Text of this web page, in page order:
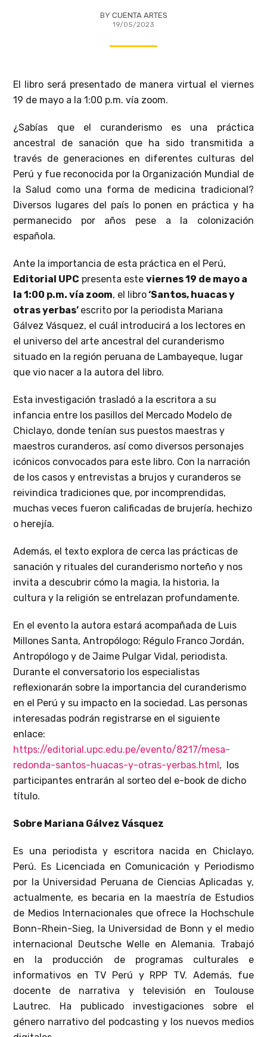
BY CUENTA ARTES
19/05/2023
El libro será presentado de manera virtual el viernes
19 de mayo a la 1:00 p.m. vía zoom.
¿Sabías que el curanderismo es una práctica
ancestral de sanación que ha sido transmitida a
través de generaciones en diferentes culturas del
Perú y fue reconocida por la Organización Mundial de
la Salud como una forma de medicina tradicional?
Diversos lugares del país lo ponen en práctica y ha
permanecido por años pese a la colonización
española.
Ante la importancia de esta práctica en el Perú,
Editorial UPC presenta esteviernes 19 de mayo a
la 1:00 p.m. vía zoom, el libro‘Santos, huacas y
otras yerbas’ escrito por la periodista Mariana
Gálvez Vásquez, el cuál introducirá a los lectores en
el universo del arte ancestral del curanderismo
situado en la región peruana de Lambayeque, lugar
que vio nacer a la autora del libro.
Esta investigación trasladó a la escritora a su
infancia entre los pasillos del Mercado Modelo de
Chiclayo, donde tenían sus puestos maestras y
maestros curanderos, así como diversos personajes
icónicos convocados para este libro. Con la narración
de los casos y entrevistas a brujos y curanderos se
reivindica tradiciones que, por incomprendidas,
muchas veces fueron calificadas de brujería, hechizo
o herejía.
Además, el texto explora de cerca las prácticas de
sanación y rituales del curanderismo norteño y nos
invita a descubrir cómo la magia, la historia, la
cultura y la religión se entrelazan profundamente.
En el evento la autora estará acompañada de Luis
Millones Santa, Antropólogo; Régulo Franco Jordán,
Antropólogo y de Jaime Pulgar Vidal, periodista.
Durante el conversatorio los especialistas
reflexionarán sobre la importancia del curanderismo
en el Perú y su impacto en la sociedad. Las personas
interesadas podrán registrarse en el siguiente
enlace:
https://editorial.upc.edu.pe/evento/8217/mesa-
redonda-santos-huacas-y-otras-yerbas.html, los
participantes entrarán al sorteo del e-book de dicho
título.
Sobre Mariana Gálvez Vásquez
Es una periodista y escritora nacida en Chiclayo,
Perú. Es Licenciada en Comunicación y Periodismo
por la Universidad Peruana de Ciencias Aplicadas y,
actualmente, es becaria en la maestría de Estudios
de Medios Internacionales que ofrece la Hochschule
Bonn-Rhein-Sieg, la Universidad de Bonn y el medio
internacional Deutsche Welle en Alemania. Trabajó
en la producción de programas culturales e
informativos en TV Perú y RPP TV. Además, fue
docente de narrativa y televisión en Toulouse
Lautrec. Ha publicado investigaciones sobre el
género narrativo del podcasting y los nuevos medios